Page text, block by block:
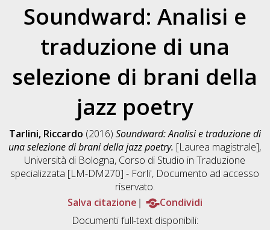
Soundward: Analisi e
traduzione di una
selezione di brani della
jazz poetry
Tarlini, Riccardo (2016) Soundward: Analisi e traduzione di
una selezione di brani della jazz poetry. [Laurea magistrale],
Università di Bologna, Corso di Studio inTraduzione
specializzata [LM-DM270] - Forli', Documento ad accesso
riservato.
Salva citazione
Condividi
Documenti full-text disponibili: